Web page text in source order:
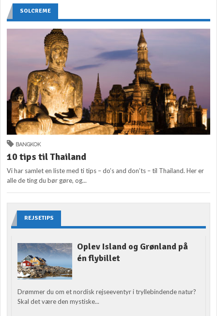
SOLCREME
BANGKOK
10 tips til Thailand
Vi har samlet en liste med ti tips – do’s and don’ts – til Thailand. Her er
alle de ting du bør gøre, og...
REJSETIPS
Oplev Island og Grønland på
én flybillet
Drømmer du om et nordisk rejseeventyr i tryllebindende natur?
Skal det være den mystiske...